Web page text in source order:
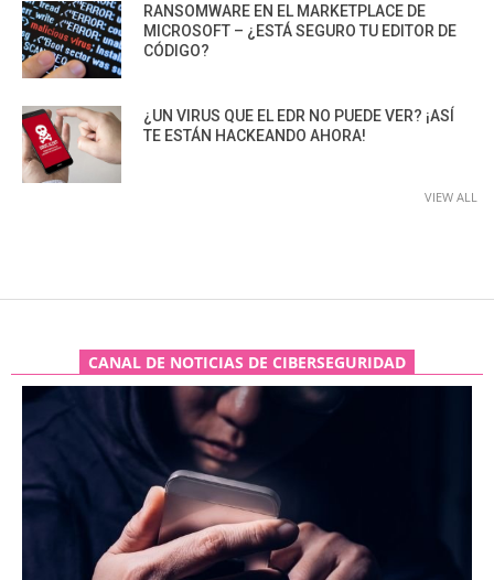
RANSOMWARE EN EL MARKETPLACE DE
MICROSOFT – ¿ESTÁ SEGURO TU EDITOR DE
CÓDIGO?
¿UN VIRUS QUE EL EDR NO PUEDE VER? ¡ASÍ
TE ESTÁN HACKEANDO AHORA!
VIEW ALL
CANAL DE NOTICIAS DE CIBERSEGURIDAD